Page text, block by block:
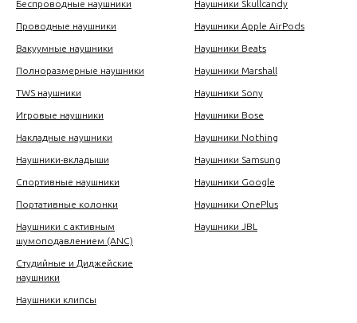
Беспроводные наушники
Проводные наушники
Вакуумные наушники
Полноразмерные наушники
TWS наушники
Игровые наушники
Накладные наушники
Наушники-вкладыши
Спортивные наушники
Портативные колонки
Наушники с активным
шумоподавлением (ANC)
Студийные и Диджейские
наушники
Наушники клипсы
Наушники Skullcandy
Наушники Apple AirPods
Наушники Beats
Наушники Marshall
Наушники Sony
Наушники Bose
Наушники Nothing
Наушники Samsung
Наушники Google
Наушники OnePlus
Наушники JBL